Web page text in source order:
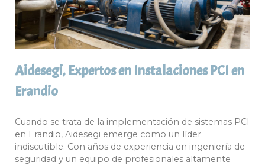
Aidesegi, Expertos en Instalaciones PCI en
Erandio
Cuando se trata de la implementación de sistemas PCI
en Erandio, Aidesegi emerge como un líder
indiscutible. Con años de experiencia en ingeniería de
seguridad y un equipo de profesionales altamente